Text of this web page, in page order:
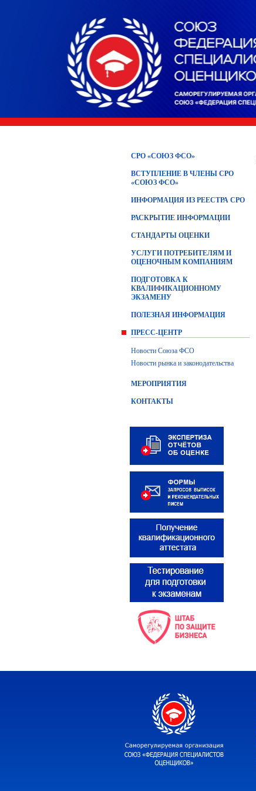
СРО «СОЮЗ ФСО»
ВСТУПЛЕНИЕ В ЧЛЕНЫ СРО
«СОЮЗ ФСО»
ИНФОРМАЦИЯ ИЗ РЕЕСТРА СРО
РАСКРЫТИЕ ИНФОРМАЦИИ
СТАНДАРТЫ ОЦЕНКИ
УСЛУГИ ПОТРЕБИТЕЛЯМ И
ОЦЕНОЧНЫМ КОМПАНИЯМ
ПОДГОТОВКА К
КВАЛИФИКАЦИОННОМУ
ЭКЗАМЕНУ
ПОЛЕЗНАЯ ИНФОРМАЦИЯ
ПРЕСС-ЦЕНТР
Новости Союза ФСО
Новости рынка и законодательства
МЕРОПРИЯТИЯ
КОНТАКТЫ